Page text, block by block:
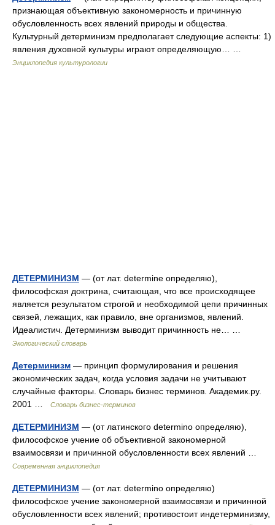
признающая объективную закономерность и причинную
обусловленность всех явлений природы и общества.
Культурный детерминизм предполагает следующие аспекты: 1)
явления духовной культуры играют определяющую… …
Энциклопедия культурологии
ДЕТЕРМИНИЗМ — (от лат. determine определяю),
философская доктрина, считающая, что все происходящее
является результатом строгой и необходимой цепи причинных
связей, лежащих, как правило, вне организмов, явлений.
Идеалистич. Детерминизм выводит причинность не… …
Экологический словарь
Детерминизм — принцип формулирования и решения
экономических задач, когда условия задачи не учитывают
случайные факторы. Словарь бизнес терминов. Академик.ру.
2001 …
Словарь бизнес-терминов
ДЕТЕРМИНИЗМ — (от латинского determino определяю),
философское учение об объективной закономерной
взаимосвязи и причинной обусловленности всех явлений …
Современная энциклопедия
ДЕТЕРМИНИЗМ — (от лат. determino определяю)
философское учение закономерной взаимосвязи и причинной
обусловленности всех явлений; противостоит индетерминизму,